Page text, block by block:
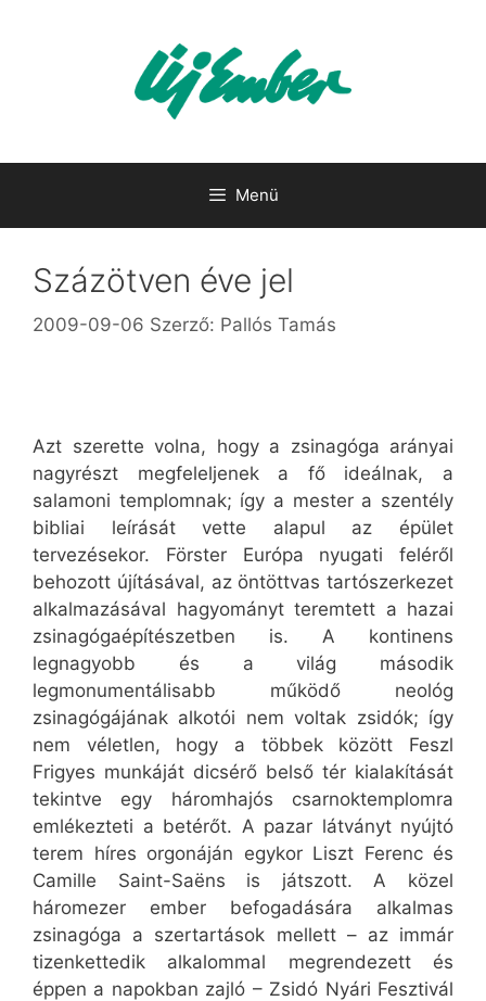
Menü
Százötven éve jel
2009-09-06 Szerző: Pallós Tamás
Azt szerette volna, hogy a zsinagóga arányai
nagyrészt megfeleljenek a fő ideálnak, a
salamoni templomnak; így a mester a szentély
bibliai leírását vette alapul az épület
tervezésekor. Förster Európa nyugati feléről
behozott újításával, az öntöttvas tartószerkezet
alkalmazásával hagyományt teremtett a hazai
zsinagógaépítészetben is. A kontinens
legnagyobb és a világ második
legmonumentálisabb működő neológ
zsinagógájának alkotói nem voltak zsidók; így
nem véletlen, hogy a többek között Feszl
Frigyes munkáját dicsérő belső tér kialakítását
tekintve egy háromhajós csarnoktemplomra
emlékezteti a betérőt. A pazar látványt nyújtó
terem híres orgonáján egykor Liszt Ferenc és
Camille Saint-Saëns is játszott. A közel
háromezer ember befogadására alkalmas
zsinagóga a szertartások mellett – az immár
tizenkettedik alkalommal megrendezett és
éppen a napokban zajló – Zsidó Nyári Fesztivál